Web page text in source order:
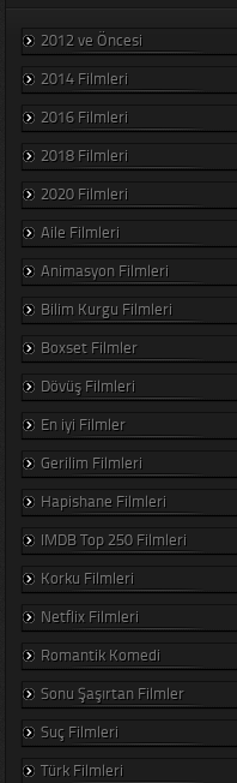
2012 ve Öncesi
2014 Filmleri
2016 Filmleri
2018 Filmleri
2020 Filmleri
Aile Filmleri
Animasyon Filmleri
Bilim Kurgu Filmleri
Boxset Filmler
Dövüş Filmleri
En iyi Filmler
Gerilim Filmleri
Hapishane Filmleri
IMDB Top 250 Filmleri
Korku Filmleri
Netflix Filmleri
Romantik Komedi
Sonu Şaşırtan Filmler
Suç Filmleri
Türk Filmleri